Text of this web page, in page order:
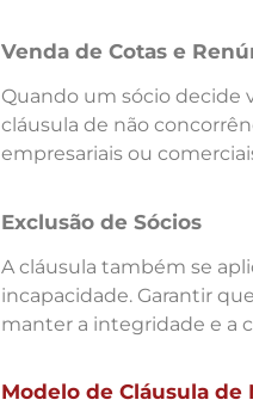
Venda de Cotas e
Quando um sócio decide
cláusula de não
empresariais ou
Exclusão de Sócios
A cláusula também se
incapacidade. Garantir
manter a integridade e a
Modelo de Cláusula de